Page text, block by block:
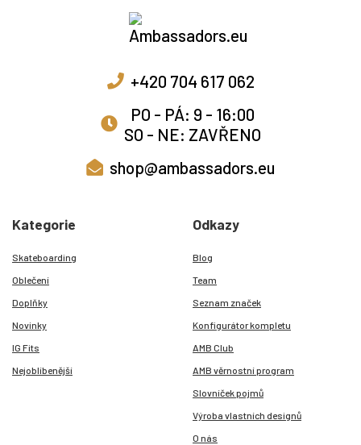
+420 704 617 062
PO - PÁ: 9 - 16:00
SO - NE: ZAVŘENO
shop@ambassadors.eu
Kategorie
Skateboarding
Oblečení
Doplňky
Novinky
IG Fits
Nejoblíbenější
Odkazy
Blog
Team
Seznam značek
Konfigurátor kompletu
AMB Club
AMB věrnostní program
Slovníček pojmů
Výroba vlastních designů
O nás